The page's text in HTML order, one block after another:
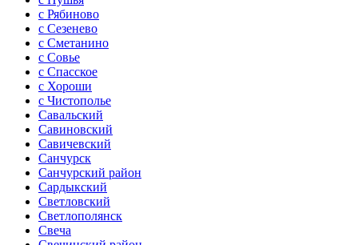
с Рябиново
с Сезенево
с Сметанино
с Совье
с Спасское
с Хороши
с Чистополье
Савальский
Савиновский
Савичевский
Санчурск
Санчурский район
Сардыкский
Светловский
Светлополянск
Свеча